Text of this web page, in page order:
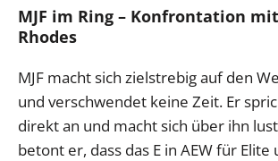
MJF im Ring – Konfrontation
Rhodes
MJF macht sich zielstrebig auf den
und verschwendet keine Zeit. Er
direkt an und macht sich über ihn
betont er, dass das E in AEW für